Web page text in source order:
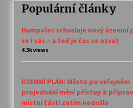
Populární články
Humpolec schvaluje nový územní
se i vás – a teď je čas se ozvat
4.3k views
ÚZEMNÍ PLÁN: Město po veřejném
projednání mění přístup k
místní části zatím nedošlo